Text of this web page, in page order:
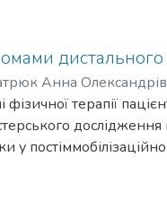
сколіозами I-II
з кінезіотерапії в
Анна
терапії
у
знання і